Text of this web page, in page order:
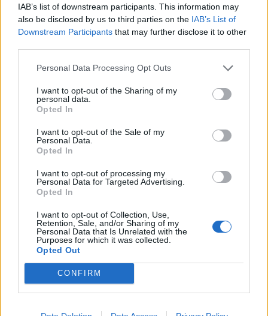
IAB’s list of downstream participants. This information may
also be disclosed by us to third parties on the IAB’s List of
Downstream Participants that may further disclose it to other
Personal Data Processing Opt Outs
I want to opt-out of the Sharing of my
personal data.
Opted In
I want to opt-out of the Sale of my
Personal Data.
Opted In
I want to opt-out of processing my
Personal Data for Targeted Advertising.
Opted In
I want to opt-out of Collection, Use,
Retention, Sale, and/or Sharing of my
Personal Data that Is Unrelated with the
Purposes for which it was collected.
Opted Out
CONFIRM